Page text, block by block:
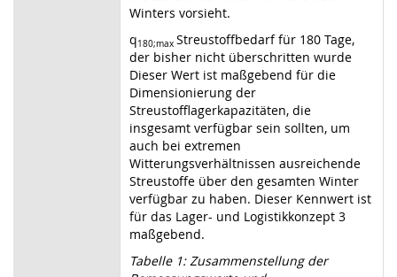
Winters vorsieht.
q180;max Streustoffbedarf für 180 Tage,
der bisher nicht überschritten wurde
Dieser Wert ist maßgebend für die
Dimensionierung der
Streustofflagerkapazitäten, die
insgesamt verfügbar sein sollten, um
auch bei extremen
Witterungsverhältnissen ausreichende
Streustoffe über den gesamten Winter
verfügbar zu haben. Dieser Kennwert ist
für das Lager- und Logistikkonzept 3
maßgebend.
Tabelle 1: Zusammenstellung der